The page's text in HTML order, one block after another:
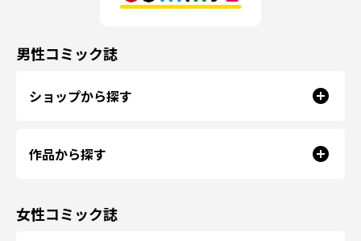
男性コミック誌
ショップから探す
作品から探す
女性コミック誌